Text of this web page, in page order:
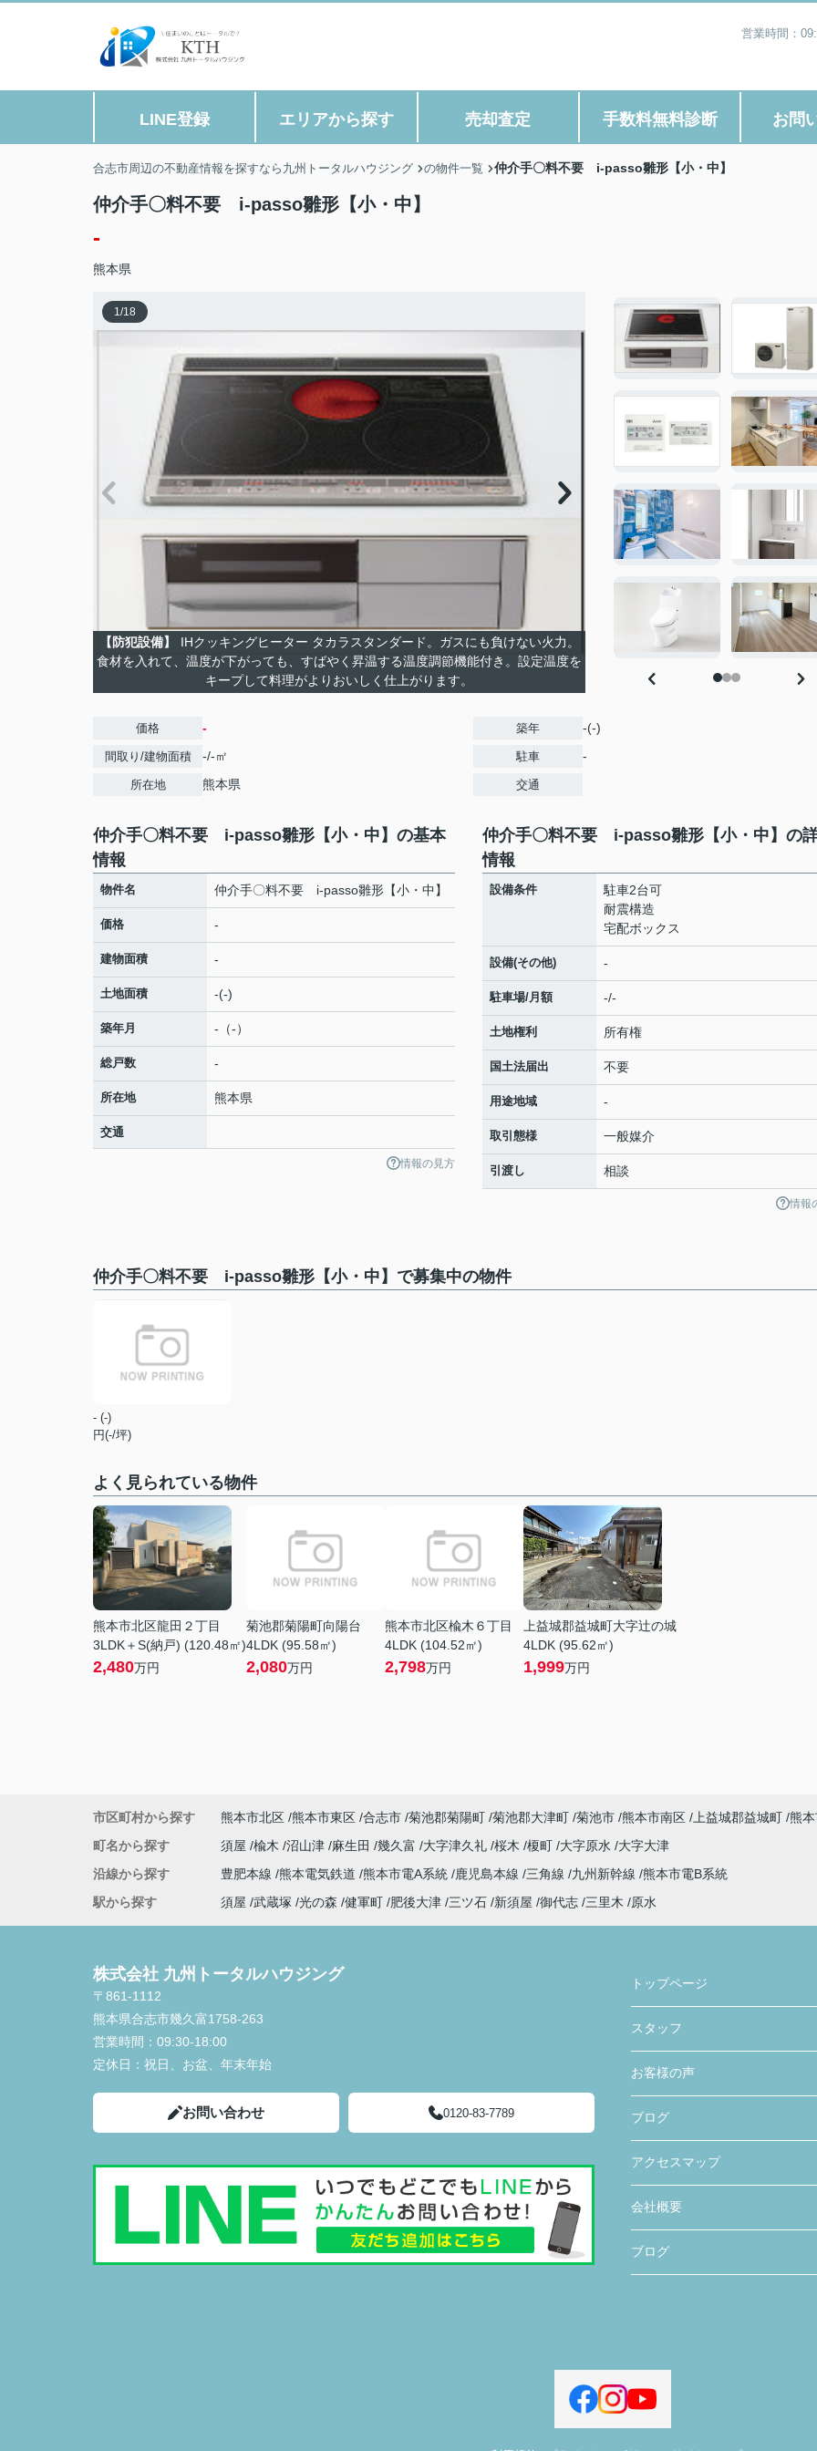
営業時間：
LINE登録 エリアから探す 売却査定 手数料無料診断 お問
合志市周辺の不動産情報を探すなら九州トータルハウジング の物件一覧 仲介手〇料不要 i-passo雛形【小・中】
仲介手〇料不要 i-passo雛形【小・中】
-
熊本県
1/18
【防犯設備】
IHクッキングヒーター タカラスタンダード。ガスにも負けない火力。
食材を入れて、温度が下がっても、すばやく昇温する温度調節機能付き。設定温度を
キープして料理がよりおいしく仕上がります。
価格 -
間取り/建物面積 -/-㎡
所在地 熊本県
築年 -(-)
駐車 -
交通
仲介手〇料不要 i-passo雛形【小・中】の基本
情報
物件名 仲介手〇料不要 i-passo雛形【小・中】
価格 -
建物面積 -
土地面積 -(-)
築年月 -（-）
総戸数 -
所在地 熊本県
交通
情報の見方
仲介手〇料不要 i-passo雛形【小・中】の
情報
設備条件
駐車2台可
耐震構造
宅配ボックス
設備(その他) -
駐車場/月額 -/-
土地権利 所有権
国土法届出 不要
用途地域 -
取引態様 一般媒介
引渡し 相談
情報
仲介手〇料不要 i-passo雛形【小・中】で募集中の物件
- (-)
円(-/坪)
よく見られている物件
熊本市北区龍田２丁目
3LDK＋S(納戸) (120.48㎡)
2,480万円
菊池郡菊陽町向陽台
4LDK (95.58㎡)
2,080万円
熊本市北区楡木６丁目
4LDK (104.52㎡)
2,798万円
上益城郡益城町大字辻の城
4LDK (95.62㎡)
1,999万円
市区町村から探す 熊本市北区 熊本市東区 合志市 菊池郡菊陽町 菊池郡大津町 菊池市 熊本市南区 上益城郡益城町 熊
町名から探す
須屋 楡木 沼山津 麻生田 幾久富 大字津久礼 桜木 榎町 大字原水
大字大津
沿線から探す
豊肥本線 熊本電気鉄道 熊本市電A系統 鹿児島本線 三角線 九州新幹線 熊本市電B系統
駅から探す
須屋 武蔵塚 光の森 健軍町 肥後大津 三ツ石 新須屋 御代志 三里木 原水
株式会社 九州トータルハウジング
〒861-1112
熊本県合志市幾久富1758-263
営業時間： 09:30-18:00
定休日： 祝日、お盆、年末年始
お問い合わせ 0120-83-7789
トップページ
スタッフ
お客様の声
ブログ
アクセスマップ
会社概要
ブログ